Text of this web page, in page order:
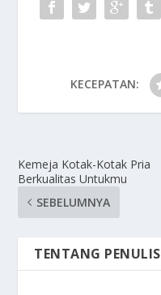
KECEPATAN:
Kemeja Kotak-Kotak Pria
Berkualitas Untukmu
SEBELUMNYA
TENTANG PENULIS